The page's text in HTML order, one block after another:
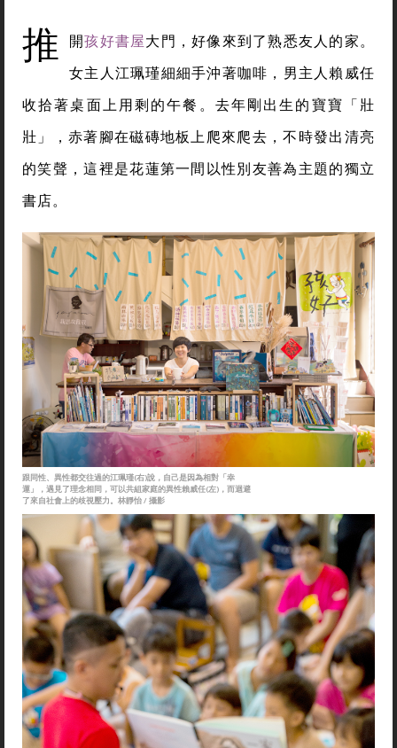
推 開孩好書屋大門，好像來到了熟悉友人的家。
女主人江珮瑾細細手沖著咖啡，男主人賴威任
收拾著桌面上用剩的午餐。去年剛出生的寶寶「壯
壯」，赤著腳在磁磚地板上爬來爬去，不時發出清亮
的笑聲，這裡是花蓮第一間以性別友善為主題的獨立
書店。
跟同性、異性都交往過的江珮瑾(右)說，自己是因為相對「幸
運」，遇見了理念相同，可以共組家庭的異性賴威任(左)，而迴避
了來自社會上的歧視壓力。林靜怡 / 攝影